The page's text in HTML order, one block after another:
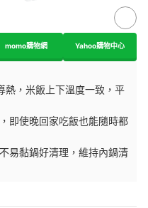
momo購物網 Yahoo購物中心
熱，米飯上下溫度一致，平
即使晚回家吃飯也能隨時都
易黏鍋好清理，維持內鍋清